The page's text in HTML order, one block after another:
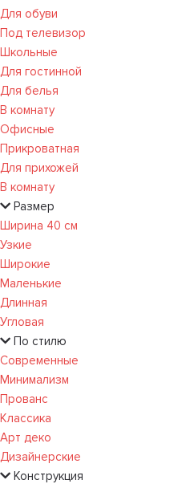
Для обуви
Под телевизор
Школьные
Для гостинной
Для белья
В комнату
Офисные
Прикроватная
Для прихожей
В комнату
Размер
Ширина 40 см
Узкие
Широкие
Маленькие
Длинная
Угловая
По стилю
Современные
Минимализм
Прованс
Классика
Арт деко
Дизайнерские
Конструкция